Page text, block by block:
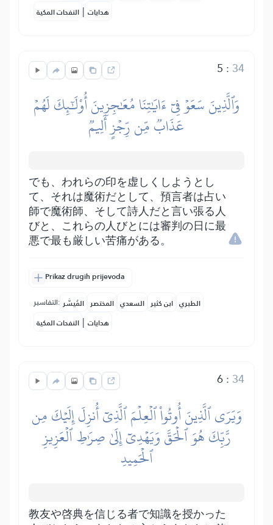
النفحات المكية | هدايات
5 : 34
وَٱلَّذِينَ سَعَوۡ فِيٓ ءَايَٰتِنَا مُعَٰجِزِينَ أُوْلَٰٓئِكَ لَهُمۡ
عَذَابٞ مِّن رِّجۡزٍ أَلِيمٞ
でも、われらの印を虚しくしようとし
て、それは魔術だとして、預言者は占い
師で魔術師、そして詩人だと言い張る人
びと、これらの人びとには審判の日に最
悪で最も厳しい苦痛がある。
Prikaz drugih prijevoda
التفاسير: المُيسَّر المختصر السعدي ابن كثير الطبري
النفحات المكية | هدايات
6: 34
وَيَرَى ٱلَّذِينَ أُوتُواْ ٱلۡعِلۡمَ ٱلَّذِيٓ أُنزِلَ إِلَيۡكَ مِن
رَّبِّكَ هُوَ ٱلۡحَقَّ وَيَهۡدِيٓ إِلَىٰ صِرَٰطِ ٱلۡعَزِيزِ
ٱلۡحَمِيدِ
教友や啓典を信じる者で知識を授かった